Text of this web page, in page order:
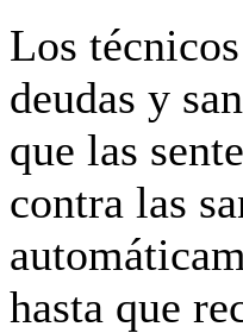
Los
deudas y
que las
contra las
hasta que